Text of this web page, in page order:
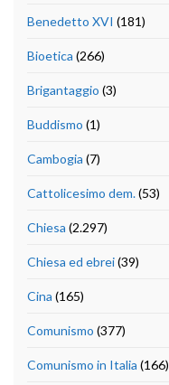
Benedetto XVI (181)
Bioetica (266)
Brigantaggio (3)
Buddismo (1)
Cambogia (7)
Cattolicesimo dem.(53)
Chiesa (2.297)
Chiesa ed ebrei(39)
Cina (165)
Comunismo (377)
Comunismo in Italia (166)